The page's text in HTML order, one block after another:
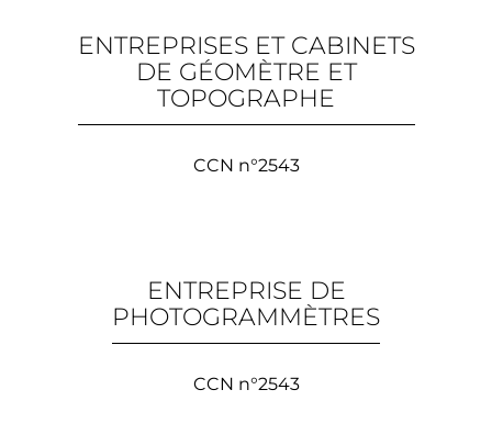
ENTREPRISES ET CABINETS
DE GÉOMÈTRE ET
TOPOGRAPHE
CCN n°2543
ENTREPRISE DE
PHOTOGRAMMÈTRES
CCN n°2543